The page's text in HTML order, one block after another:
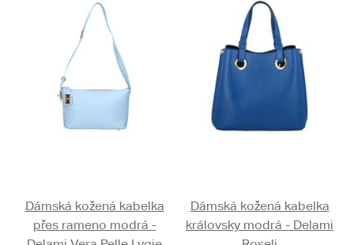
Dámská kožená kabelka
přes rameno modrá -
Dámská kožená kabelka
královsky modrá - Delami